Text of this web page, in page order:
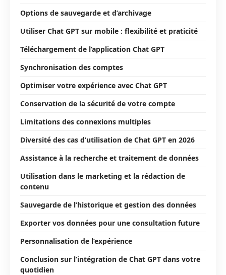
Options de sauvegarde et d’archivage
Utiliser Chat GPT sur mobile : flexibilité et praticité
Téléchargement de l’application Chat GPT
Synchronisation des comptes
Optimiser votre expérience avec Chat GPT
Conservation de la sécurité de votre compte
Limitations des connexions multiples
Diversité des cas d’utilisation de Chat GPT en 2026
Assistance à la recherche et traitement de données
Utilisation dans le marketing et la rédaction de
contenu
Sauvegarde de l’historique et gestion des données
Exporter vos données pour une consultation future
Personnalisation de l’expérience
Conclusion sur l’intégration de Chat GPT dans votre
quotidien